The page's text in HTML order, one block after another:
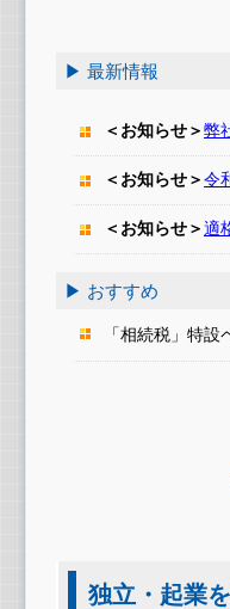
▶ 最新情報
＜お知らせ＞ 弊
＜お知らせ＞ 令
＜お知らせ＞ 適
▶ おすすめ
「相続税」特設
独立・起業